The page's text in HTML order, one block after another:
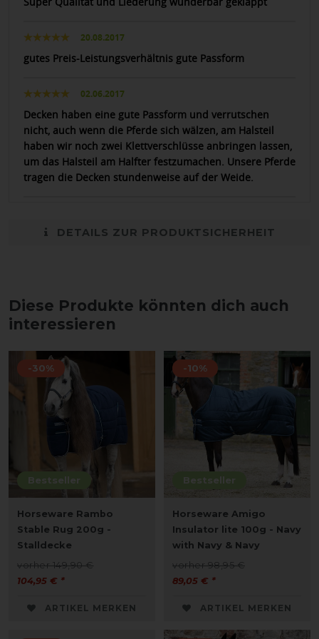
20.08.2017
gutes Preis-Leistungsverhältnis gute Passform
02.06.2017
Decken haben eine gute Passform und verrutschen
nicht, auch wenn die Pferde sich wälzen, am Halsteil
haben wir noch zwei Klettverschlüsse anbringen lassen,
um das Halsteil am Halfter festzumachen. Unsere Pferde
tragen die Decken stundenweise auf der Weide.
DETAILS ZUR PRODUKTSICHERHEIT
Diese Produkte könnten dich auch
interessieren
Bestseller
-30%
Horseware Rambo
Stable Rug 200g -
Stalldecke
vorher 149,90 €
104,95 € *
ARTIKEL MERKEN
Bestseller
-10%
Horseware Amigo
Insulator lite 100g - Navy
with Navy & Navy
vorher 98,95 €
89,05 € *
ARTIKEL MERKEN